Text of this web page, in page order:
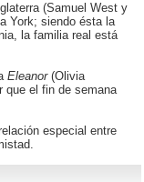
(Samuel West y
York; siendo ésta la
la familia real está
Eleanor (Olivia
que el fin de semana
especial entre